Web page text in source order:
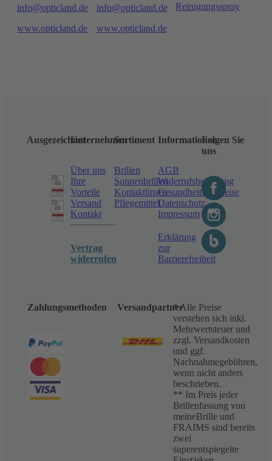
info@opticland.de
www.opticland.de
info@opticland.de
www.opticland.de
Reinigungsspray
AusgezeichnetUnternehmen
Über uns
Ihre
Vorteile
Versand
Kontakt
Vertrag
widerrufen
Sortiment
Brillen
Sonnenbrillen
Kontaktlinsen
Pflegemittel
Informationen
AGB
Widerrufsbelehrung
Gesundheitshinweise
Datenschutz
Impressum
Erklärung
zur
Barrierefreiheit
Folgen Sie
uns
Zahlungsmethoden Versandpartner* Alle Preise
verstehen sich inkl.
Mehrwertsteuer und
zzgl. Versandkosten
und ggf.
Nachnahmegebühren,
wenn nicht anders
beschrieben.
** Im Preis jeder
Brillenfassung von
meineBrille und
FRAIMS sind bereits
zwei
superentspiegelte